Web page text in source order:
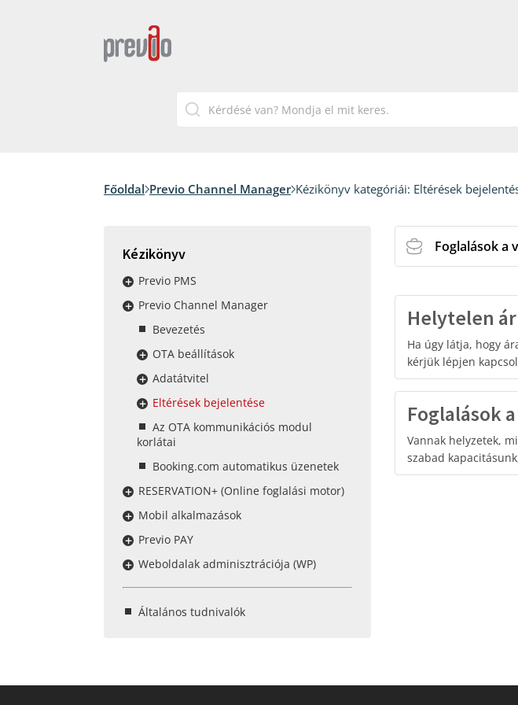
Főoldal Previo Channel Manager Kézikönyv kategóriái: Eltérések
Kézikönyv
Previo PMS
Previo Channel Manager
Bevezetés
OTA beállítások
Adatátvitel
Eltérések bejelentése
Az OTA kommunikációs modul
korlátai
Booking.com automatikus üzenetek
RESERVATION+ (Online foglalási motor)
Mobil alkalmazások
Previo PAY
Weboldalak adminisztrációja (WP)
Általános tudnivalók
Foglalások a
Helytelen
Ha úgy látja, hogy
kérjük lépjen
Foglalások
Vannak helyzetek,
szabad